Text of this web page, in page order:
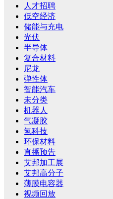
人才招聘
低空经济
储能与充电
光伏
半导体
复合材料
尼龙
弹性体
智能汽车
未分类
机器人
气凝胶
氢科技
环保材料
直播预告
艾邦加工展
艾邦高分子
薄膜电容器
视频回放